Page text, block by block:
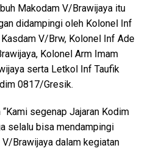
Makodam V/Brawijaya itu
didampingi oleh Kolonel Inf
V/Brw, Kolonel Inf Ade
Kolonel Arm Imam
serta Letkol Inf Taufik
0817/Gresik.
segenap Jajaran Kodim
selalu bisa mendampingi
Brawijaya dalam kegiatan